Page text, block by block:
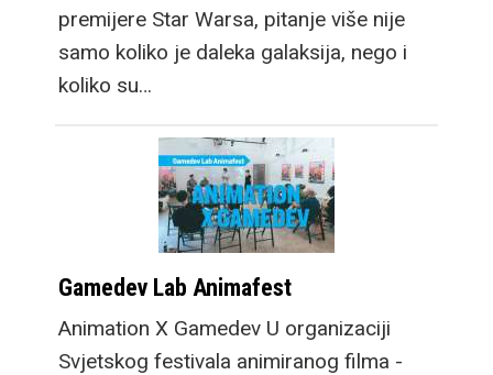
premijere Star Warsa, pitanje više nije
samo koliko je daleka galaksija, nego i
koliko su…
Gamedev Lab Animafest
Animation X Gamedev U organizaciji
Svjetskog festivala animiranog filma -